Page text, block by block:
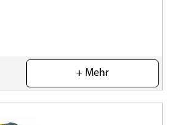
(0)
+ Mehr